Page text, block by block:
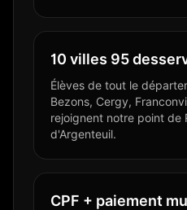
10 villes 95
Élèves de tout le
Bezons, Cergy,
rejoignent notre point de
d'Argenteuil.
CPF + paiement